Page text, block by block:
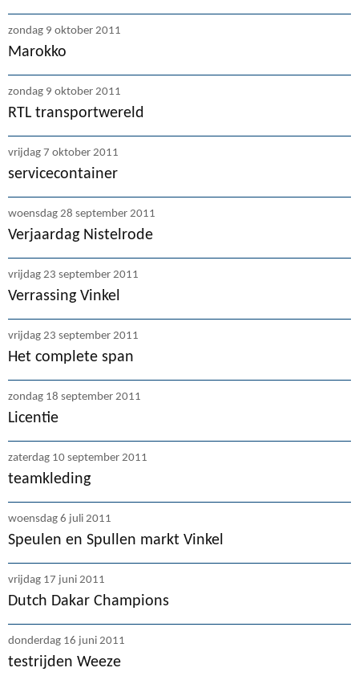
zondag 9 oktober 2011
Marokko
zondag 9 oktober 2011
RTL transportwereld
vrijdag 7 oktober 2011
servicecontainer
woensdag 28 september 2011
Verjaardag Nistelrode
vrijdag 23 september 2011
Verrassing Vinkel
vrijdag 23 september 2011
Het complete span
zondag 18 september 2011
Licentie
zaterdag 10 september 2011
teamkleding
woensdag 6 juli 2011
Speulen en Spullen markt Vinkel
vrijdag 17 juni 2011
Dutch Dakar Champions
donderdag 16 juni 2011
testrijden Weeze